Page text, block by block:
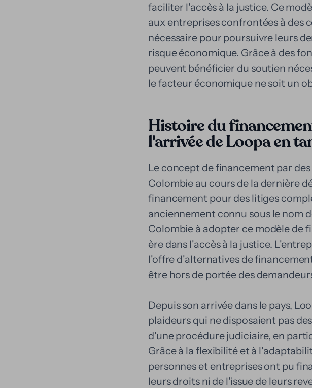
faciliter l'accès à la justice. Ce
aux entreprises confrontées à des
nécessaire pour poursuivre leurs
risque économique. Grâce à des
peuvent bénéficier du soutien
le facteur économique ne soit un
Histoire du
l'arrivée de Loopa en
Le concept de financement par
Colombie au cours de la dernière
financement pour des litiges
anciennement connu sous le nom
Colombie à adopter ce modèle de
ère dans l'accès à la justice.
l'offre d'alternatives de
être hors de portée des
Depuis son arrivée dans le pays,
plaideurs qui ne disposaient pas
d'une procédure judiciaire, en
Grâce à la flexibilité et à
personnes et entreprises ont pu
leurs droits ni de l'issue de leurs